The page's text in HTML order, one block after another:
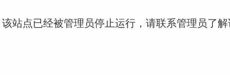
站点已经被管理员停止运行，请联系管理员了